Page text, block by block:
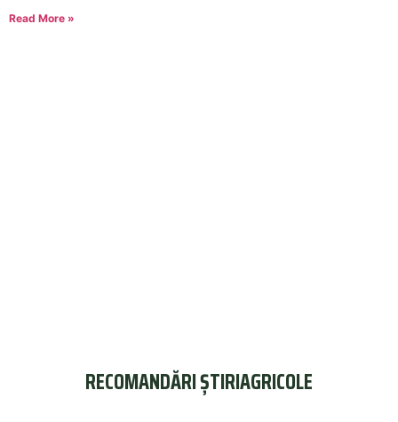
Read More »
RECOMANDĂRI ȘTIRIAGRICOLE